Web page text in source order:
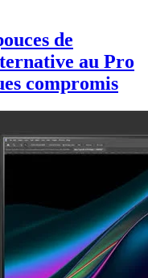
de
au Pro
compromis